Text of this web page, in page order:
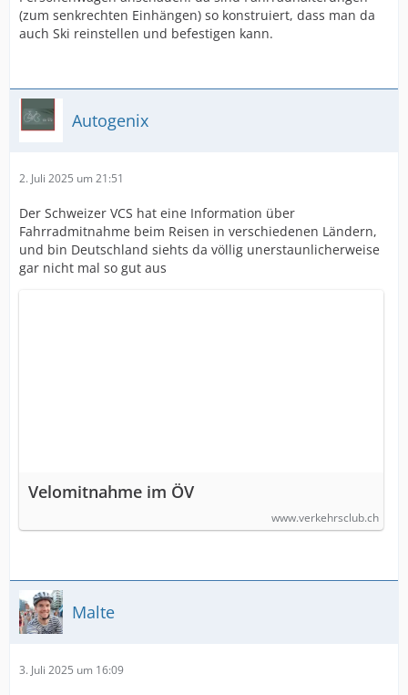
(zum senkrechten Einhängen) so konstruiert, dass man da
auch Ski reinstellen und befestigen kann.
Autogenix
2. Juli 2025 um 21:51
Der Schweizer VCS hat eine Information über
Fahrradmitnahme beim Reisen in verschiedenen Ländern,
und bin Deutschland siehts da völlig unerstaunlicherweise
gar nicht mal so gut aus
Velomitnahme im ÖV
www.verkehrsclub.ch
Malte
3. Juli 2025 um 16:09